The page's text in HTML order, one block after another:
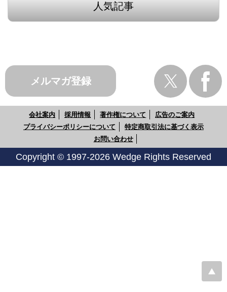
人気記事
メルマガ登録
会社案内 採用情報 著作権について
広告のご案内
プライバシーポリシーについて
特定商取引法に基づく表示
お問い合わせ
Copyright © 1997-2026 Wedge Rights Reserved